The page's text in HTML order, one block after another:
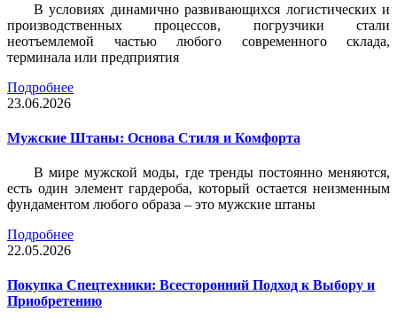
В условиях динамично развивающихся логистических и
производственных процессов, погрузчики стали
неотъемлемой частью любого современного склада,
терминала или предприятия
Подробнее
23.06.2026
Мужские Штаны: Основа Стиля и Комфорта
В мире мужской моды, где тренды постоянно меняются,
есть один элемент гардероба, который остается неизменным
фундаментом любого образа – это мужские штаны
Подробнее
22.05.2026
Покупка Спецтехники: Всесторонний Подход к Выбору и
Приобретению